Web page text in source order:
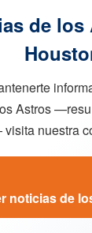
de los
Astros
nuestra
noticias de